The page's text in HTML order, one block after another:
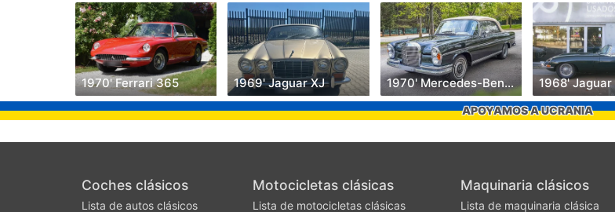
1970' Ferrari 365 1969' Jaguar XJ 1970' Mercedes-Benz 280 SE 1968' Jaguar
APOYAMOS A UCRANIA
Coches clásicos
Lista de autos clásicos
Motocicletas clásicas
Lista de motocicletas clásicas
Maquinaria clásicos
Lista de maquinaria clásica